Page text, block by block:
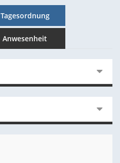
Tagesordnung
Anwesenheit